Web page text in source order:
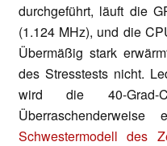
durchgeführt, läuft die
(1.124 MHz), und die
Übermäßig stark
des Stresstests nicht.
wird die 40-Grad-
Schwestermodell des